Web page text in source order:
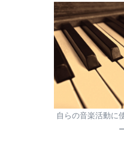
自らの音楽活動に